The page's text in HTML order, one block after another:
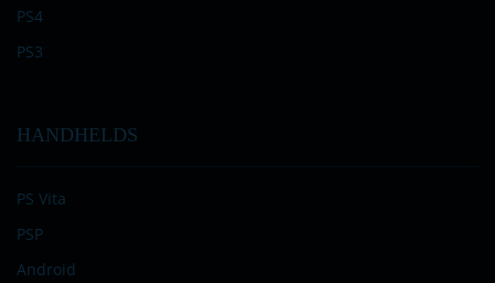
PS4
PS3
HANDHELDS
PS Vita
PSP
Android